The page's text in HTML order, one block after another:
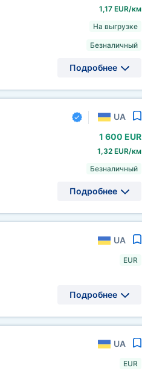
1,17 EUR/км
На выгрузке
Безналичный
Подробнее
UA
1 600 EUR
1,32 EUR/км
Безналичный
Подробнее
UA
EUR
Подробнее
UA
EUR